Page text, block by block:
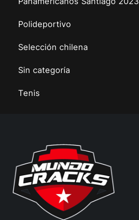
Polideportivo
Selección chilena
Sin categoría
Tenis